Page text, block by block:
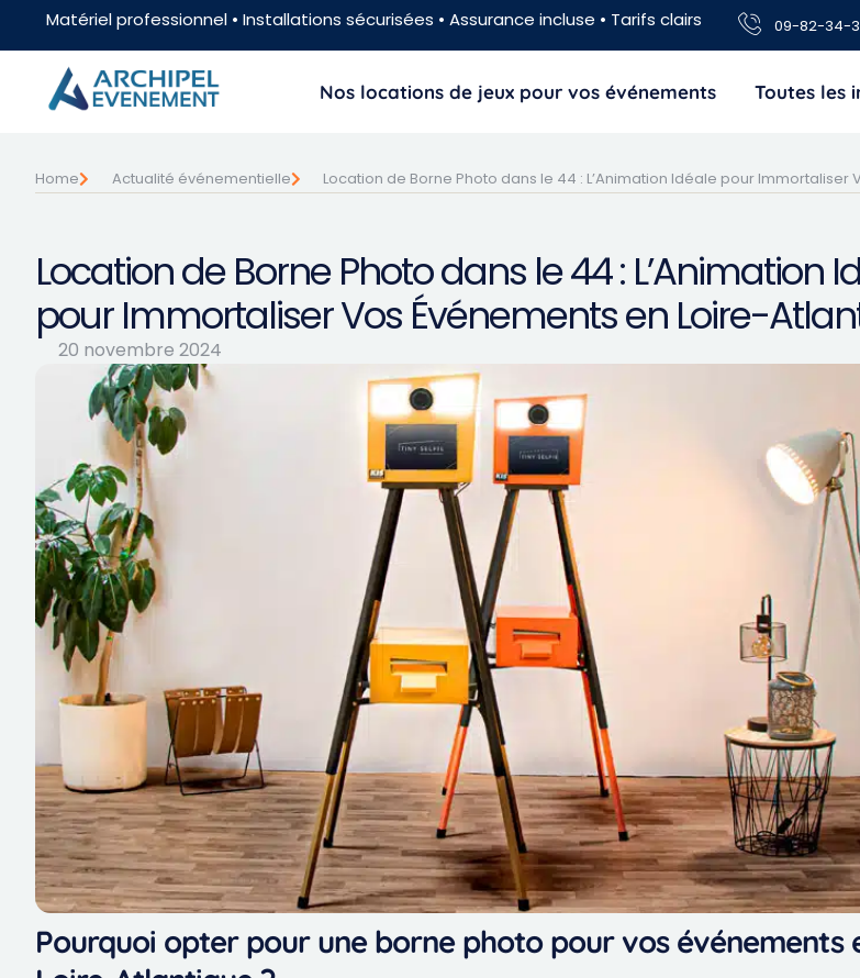
Matériel professionnel • Installations sécurisées • Assurance incluse • Tarifs clairs 09-82-34-
Nos locations de jeux pour vos événements Toutes les
Home Actualité événementielle Location de Borne Photo dans le 44 : L’Animation Idéale pour Immortaliser
Location de Borne Photo dans le 44 : L’Animation
pour Immortaliser Vos Événements en Loire-
20 novembre 2024
Pourquoi opter pour une borne photo pour vos événements